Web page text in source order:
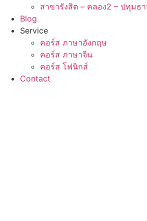
สาขารังสิต – คลอง2 – ปทุมธ
Blog
Service
คอร์ส ภาษาอังกฤษ
คอร์ส ภาษาจีน
คอร์ส โฟนิกส์
Contact